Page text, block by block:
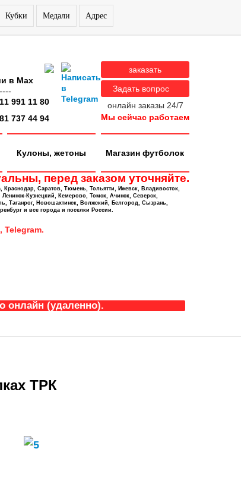
Кубки Медали Адрес
в Max
991 11 80
737 44 94
заказать
Задать вопрос
онлайн заказы 24/7
Мы сейчас работаем
Магазин футболок
Кулоны, жетоны
перед заказом уточняйте.
Саратов, Тюмень, Тольятти, Ижевск, Владивосток,
Кузнецкий, Кемерово, Томск, Ачинск, Северск,
Таганрог, Новошахтинск, Волжский, Белгород, Сызрань,
и все города и поселки России.
Telegram.
онлайн (удаленно).
ТРК